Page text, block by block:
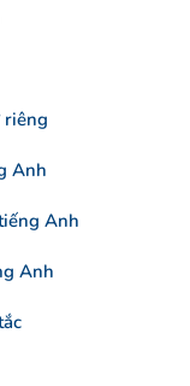
riêng
Anh
Anh
Anh